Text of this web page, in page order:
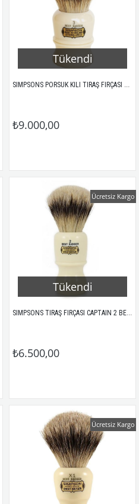
Tükendi
SIMPSONS PORSUK KILI TIRAŞ FIRÇASI DUKE 3 BEST 95MM
₺9.000,00
Tükendi
SIMPSONS TIRAŞ FIRÇASI CAPTAIN 2 BEST
₺6.500,00
Ücretsiz Kargo
Ücretsiz Kargo